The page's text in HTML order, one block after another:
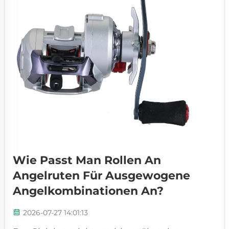
Wie Passt Man Rollen An
Angelruten Für Ausgewogene
Angelkombinationen An?
2026-07-27 14:01:13